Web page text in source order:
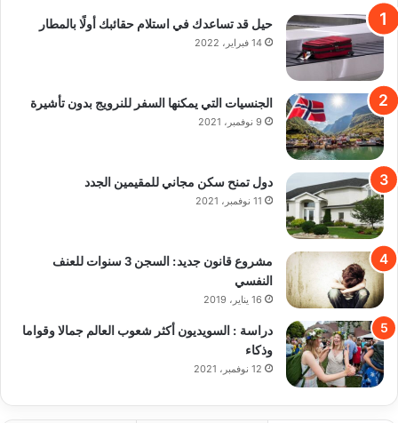
حيل قد تساعدك في استلام حقائبك أولًا بالمطار
14 فبراير، 2022
الجنسيات التي يمكنها السفر للنرويج بدون تأشيرة
9 نوفمبر، 2021
دول تمنح سكن مجاني للمقيمين الجدد
11 نوفمبر، 2021
مشروع قانون جديد: السجن 3 سنوات للعنف
النفسي
16 يناير، 2019
دراسة : السويديون أكثر شعوب العالم جمالا وقواما
وذكاء
12 نوفمبر، 2021